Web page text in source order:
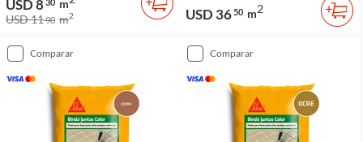
USD 8 m
USD 1190 m2 USD 3650 m2
comparar comparar